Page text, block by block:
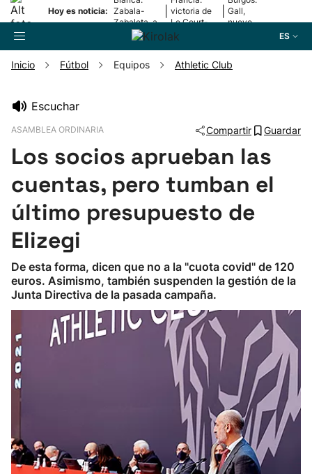
Hoy es noticia: Zabala-
Zabaleta, a
la final
victoria de
Le Court-
Pienaar
Gall,
nuevo
ES
Pelota
Remo
Baloncesto
Ciclismo
Herri-kirolak
Balonmano
Atletismo
Inicio Fútbol Equipos Athletic Club
Escuchar
ASAMBLEA ORDINARIA Compartir Guardar
Los socios aprueban las
cuentas, pero tumban el
último presupuesto de
Elizegi
De esta forma, dicen que no a la "cuota covid" de 120
euros. Asimismo, también suspenden la gestión de la
Junta Directiva de la pasada campaña.